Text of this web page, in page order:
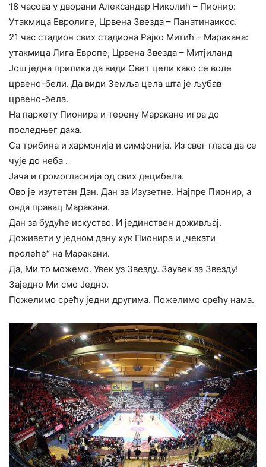
18 часова у дворани Александар Николић – Пионир:
Утакмица Евролиге, Црвена Звезда – Панатинаикос.
21 час стадион свих стадиона Рајко Митић – Маракана:
утакмица Лига Европе, Црвена Звезда – Митјиланд
Још једна прилика да види Свет цели како се воле
црвено-бели. Да види Земља цела шта је љубав
црвено-бела.
На паркету Пионира и терену Маракане игра до
последњег даха.
Са трибина и хармонија и симфонија. Из свег гласа да се
чује до неба .
Јача и громогласнија од свих децибела.
Ово је изутетан Дан. Дан за Изузетне. Најпре Пионир, а
онда правац Маракана.
Дан за будуће искуство. И јединствен доживљај.
Доживети у једном дану хук Пионира и „чекати
пролеће“ на Маракани.
Да, Ми то можемо. Увек уз Звезду. Заувек за Звезду!
Заједно Ми смо Једно.
Пожелимо срећу једни другима. Пожелимо срећу нама.